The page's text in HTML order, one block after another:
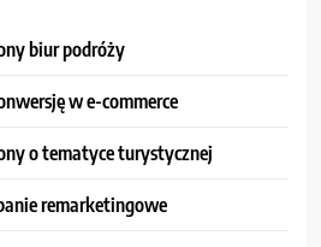
biur podróży
w e-commerce
o tematyce turystycznej
remarketingowe